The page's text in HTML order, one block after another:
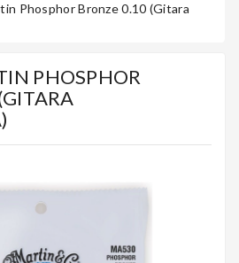
Phosphor Bronze 0.10 (Gitara
PHOSPHOR